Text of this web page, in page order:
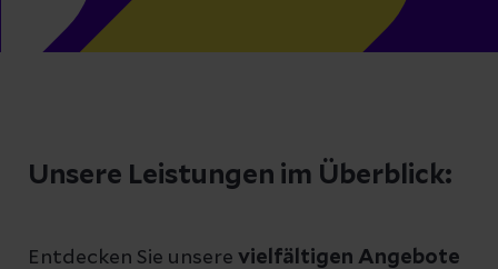
Unsere Leistungen im Überblick:
Entdecken Sie unsere vielfältigen Angebote